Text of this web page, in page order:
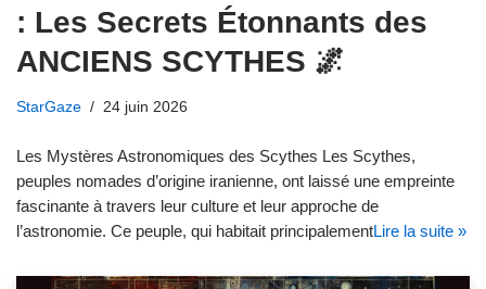
: Les Secrets Étonnants des
ANCIENS SCYTHES 🌌
StarGaze 24 juin 2026
Les Mystères Astronomiques des Scythes Les Scythes,
peuples nomades d’origine iranienne, ont laissé une empreinte
fascinante à travers leur culture et leur approche de
l’astronomie. Ce peuple, qui habitait principalementLire la suite »